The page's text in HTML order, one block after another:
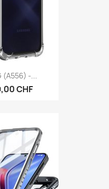
(A556) -...
CHF